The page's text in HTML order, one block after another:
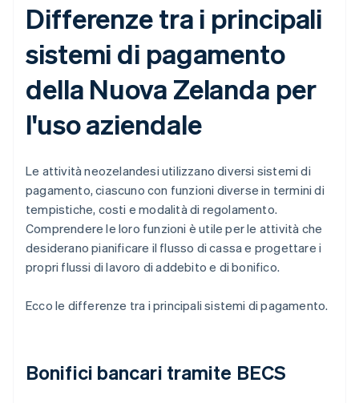
Differenze tra i principali
sistemi di pagamento
della Nuova Zelanda per
l'uso aziendale
Le attività neozelandesi utilizzano diversi sistemi di
pagamento, ciascuno con funzioni diverse in termini di
tempistiche, costi e modalità di regolamento.
Comprendere le loro funzioni è utile per le attività che
desiderano pianificare il flusso di cassa e progettare i
propri flussi di lavoro di addebito e di bonifico.
Ecco le differenze tra i principali sistemi di pagamento.
Bonifici bancari tramite BECS